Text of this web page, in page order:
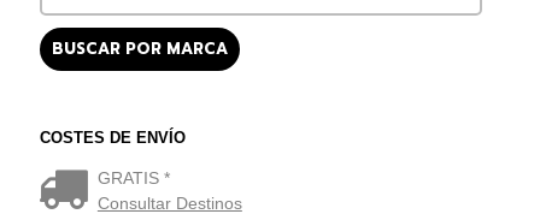
COSTES DE ENVÍO
GRATIS *
Consultar Destinos